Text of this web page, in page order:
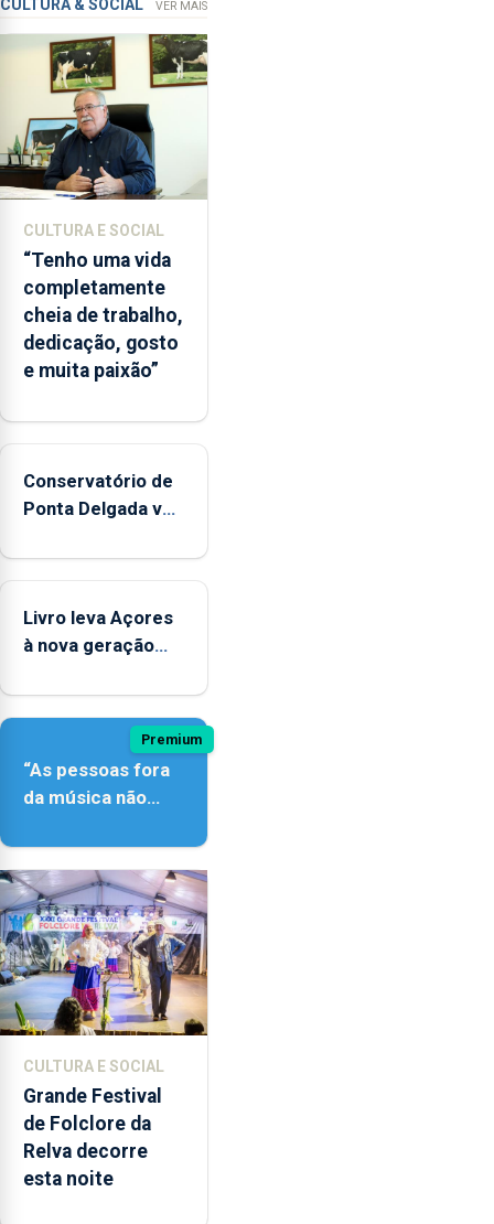
ensino
instituição
CULTURA & SOCIAL VER MAIS
CULTURA E SOCIAL
“Tenho uma vida
completamente
cheia de trabalho,
dedicação, gosto
e muita paixão”
Conservatório de
Ponta Delgada vai
instrumentos
Livro leva Açores
à nova geração
Premium
“As pessoas fora
da música não
quão difícil é
produzir uma
música”
CULTURA E SOCIAL
Grande Festival
de Folclore da
Relva decorre
esta noite